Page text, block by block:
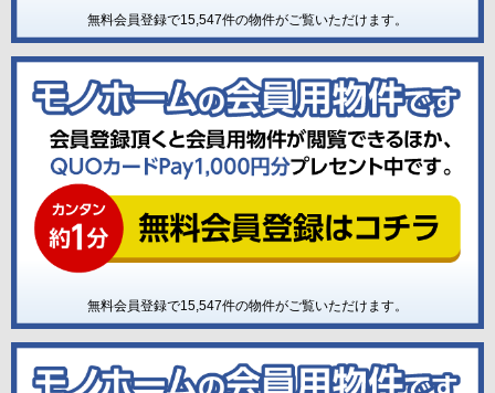
無料会員登録で15,547件の物件がご覧いただけます。
無料会員登録で15,547件の物件がご覧いただけます。